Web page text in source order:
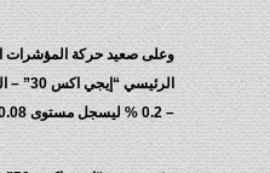
وعلى صعيد حركة المؤشرات
– 0.2 % ليسجل مستوى 7630.08نقطة.